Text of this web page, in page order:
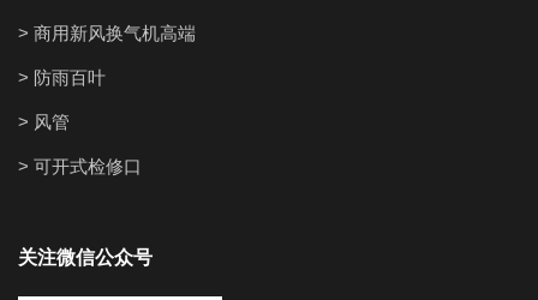
> 商用新风换气机高端
> 防雨百叶
> 风管
> 可开式检修口
关注微信公众号